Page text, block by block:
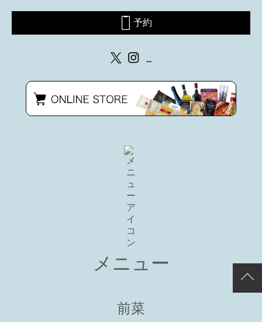
予約
メニュー
前菜